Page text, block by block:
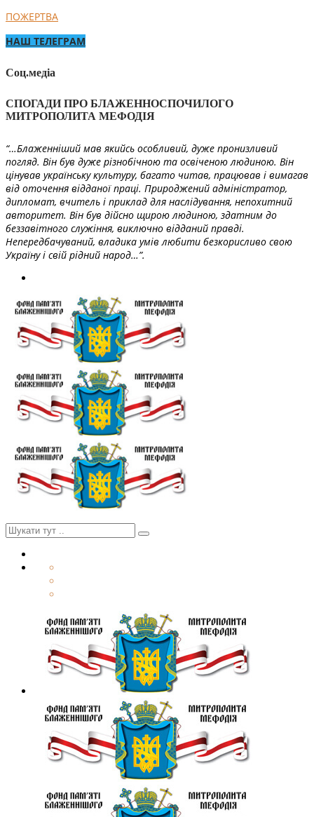
ПОЖЕРТВА
НАШ ТЕЛЕГРАМ
Соц.медіа
СПОГАДИ ПРО БЛАЖЕННОСПОЧИЛОГО
МИТРОПОЛИТА МЕФОДІЯ
“…Блаженніший мав якийсь особливий, дуже пронизливий
погляд. Він був дуже різнобічною та освіченою людиною. Він
цінував українську культуру, багато читав, працював і вимагав
від оточення відданої праці. Природжений адміністратор,
дипломат, вчитель і приклад для наслідування, непохитний
авторитет. Він був дійсно щирою людиною, здатним до
беззавітного служіння, виключно відданий правді.
Непередбачуваний, владика умів любити безкорисливо свою
Україну і свій рідний народ…”.